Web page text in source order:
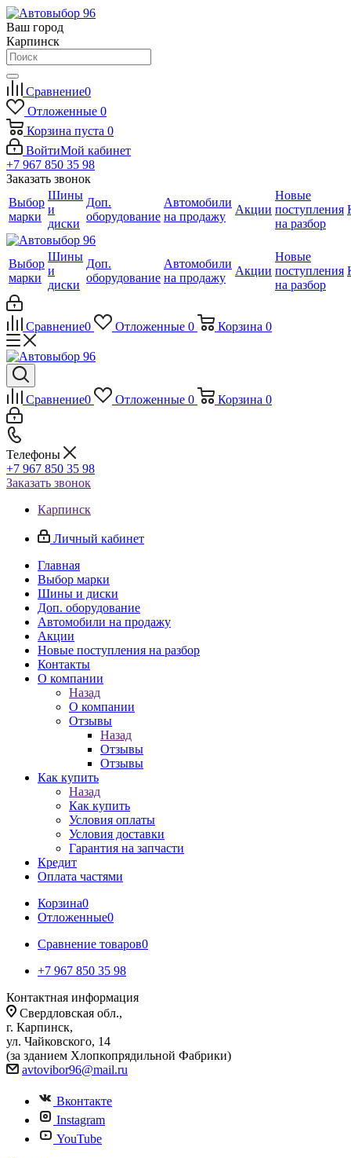
Ваш город
Карпинск
Сравнение0
Отложенные 0
Корзина пуста 0
ВойтиМой кабинет
+7 967 850 35 98
Заказать звонок
Выбор
марки
Шины
и
диски
Доп.
оборудование
Автомобили
на продажу
Акции
Новые
поступления
на разбор
Выбор
марки
Шины
и
диски
Доп.
оборудование
Автомобили
на продажу
Акции
Новые
поступления
на разбор
Сравнение0 Отложенные 0 Корзина 0
Сравнение0 Отложенные 0 Корзина 0
Телефоны
+7 967 850 35 98
Заказать звонок
Карпинск
Личный кабинет
Главная
Выбор марки
Шины и диски
Доп. оборудование
Автомобили на продажу
Акции
Новые поступления на разбор
Контакты
О компании
Назад
О компании
Отзывы
Назад
Отзывы
Отзывы
Как купить
Назад
Как купить
Условия оплаты
Условия доставки
Гарантия на запчасти
Кредит
Оплата частями
Корзина0
Отложенные0
Сравнение товаров0
+7 967 850 35 98
Контактная информация
Свердловская обл.,
г. Карпинск,
ул. Чайковского, 14
(за зданием Хлопкопрядильной Фабрики)
avtovibor96@mail.ru
Вконтакте
Instagram
YouTube